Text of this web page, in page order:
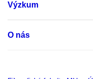
Výzkum
O nás